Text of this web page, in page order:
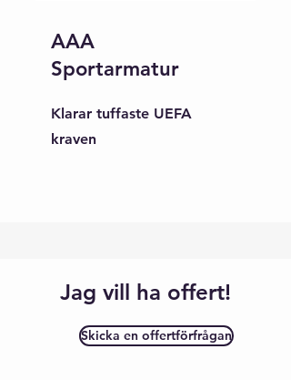
AAA
Sportarmatur
Klarar tuffaste UEFA
kraven
Jag vill ha offert!
Skicka en offertförfrågan